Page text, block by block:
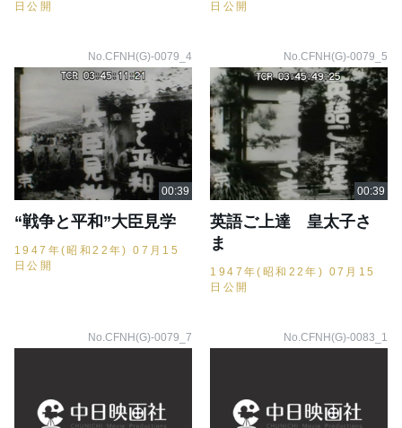
日公開 日公開
No.CFNH(G)-0079_4
“戦争と平和”大臣見学
1947年(昭和22年) 07月15
日公開
No.CFNH(G)-0079_5
英語ご上達 皇太子さ
ま
1947年(昭和22年) 07月15
日公開
No.CFNH(G)-0079_7 No.CFNH(G)-0083_1